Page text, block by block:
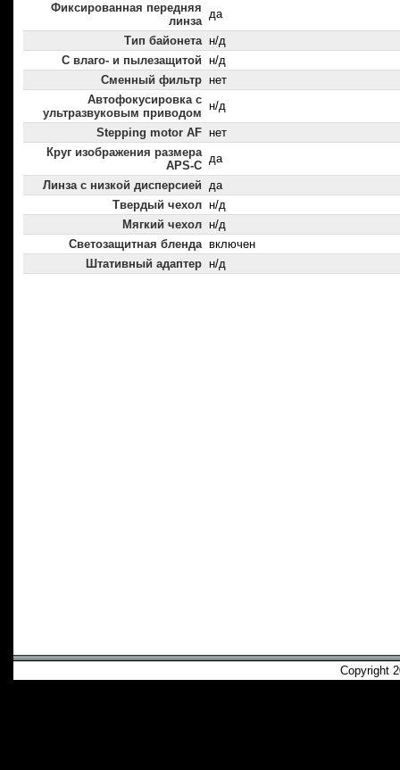
Фиксированная передняя
линза
да
Тип байонета н/д
С влаго- и пылезащитой н/д
Сменный фильтр нет
Автофокусировка с
ультразвуковым приводом
н/д
Stepping motor AF нет
Круг изображения размера
APS-C
да
Линза с низкой дисперсией да
Твердый чехол н/д
Мягкий чехол н/д
Светозащитная бленда включен
Штативный адаптер н/д
Copyright